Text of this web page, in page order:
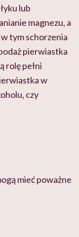
lub
magnezu, a
tym schorzenia
pierwiastka
rolę pełni
w
czy
mieć poważne